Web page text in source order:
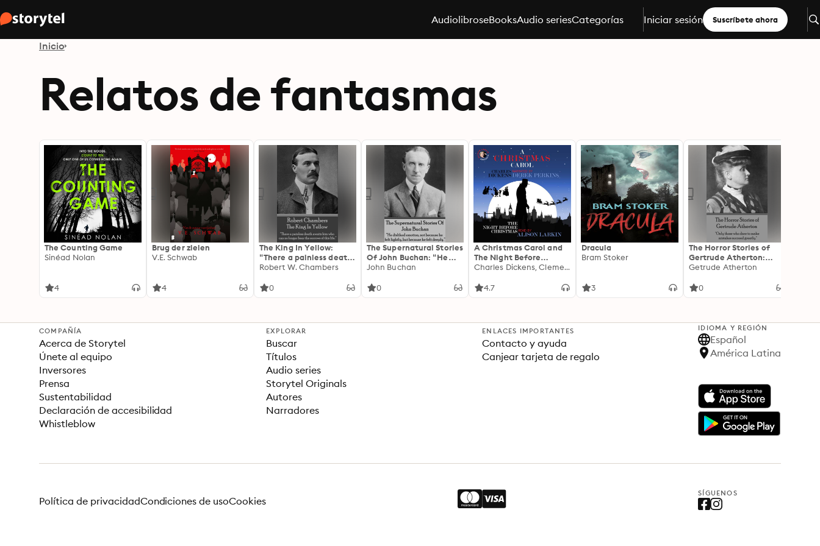
AudiolibroseBooksAudio seriesCategorías Iniciar sesión Suscríbete ahora
Inicio
Relatos de fantasmas
The Counting Game
Sinéad Nolan
4
Brug der zielen
V.E. Schwab
4
The King In Yellow:
“There a painless death
awaits him who can no
of this life.”
Robert W. Chambers
0
The Supernatural Stories
Of John Buchan: “He
disliked emotion, not
but because he felt
John Buchan
0
A Christmas Carol and
The Night Before
Christmas: With
Alison Larkin
Charles Dickens, Clement Clarke Moore
4.7
Dracula
Bram Stoker
3
The Horror Stories of
Gertrude Atherton:
"Only those who dare to
greatly."
Getrude Atherton
0
COMPAÑÍA
Acerca de Storytel
Únete al equipo
Inversores
Prensa
Sustentabilidad
Declaración de accesibilidad
Whistleblow
EXPLORAR
Buscar
Títulos
Audio series
Storytel Originals
Autores
Narradores
ENLACES IMPORTANTES
Contacto y ayuda
Canjear tarjeta de regalo
IDIOMA Y REGIÓN
Español
América Latina
SÍGUENOS
Política de privacidadCondiciones de usoCookies